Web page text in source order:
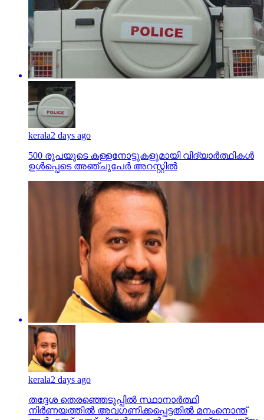
kerala2 days ago
500 രൂപയുടെ കള്ളനോട്ടുകളുമായി വിദ്യാര്‍ത്ഥികള്‍
ഉള്‍പ്പെടെ അഞ്ചുപേര്‍ അറസ്റ്റില്‍
kerala2 days ago
തദ്ദേശ തെരഞ്ഞെടുപ്പില്‍ സ്ഥാനാര്‍ത്ഥി
നിര്‍ണയത്തില്‍ അവഗണിക്കപ്പെട്ടതില്‍ മനംനൊന്ത്